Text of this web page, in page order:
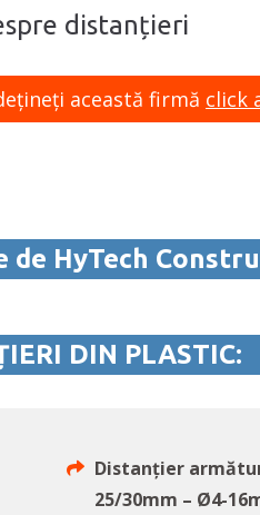
distanțieri
această firmă click
de HyTech
DIN PLASTIC:
Distanțier
25/30mm – Ø4-